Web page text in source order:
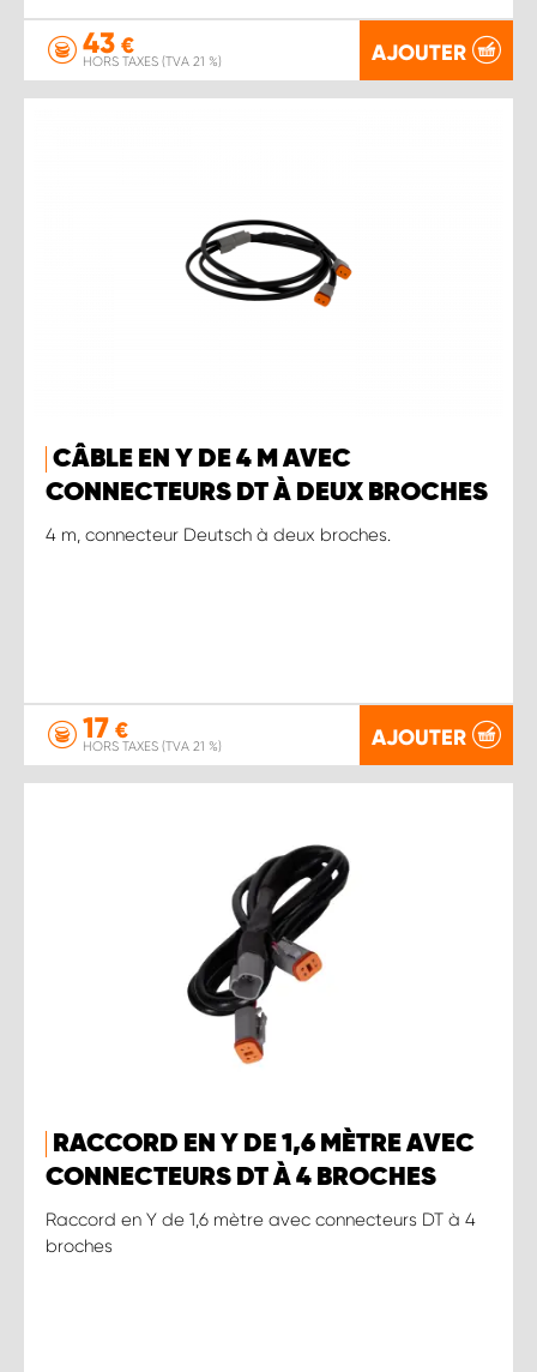
43 €
HORS TAXES (TVA 21 %) AJOUTER
CÂBLE EN Y DE 4 M AVEC
CONNECTEURS DT À DEUX BROCHES
4 m, connecteur Deutsch à deux broches.
17 €
HORS TAXES (TVA 21 %) AJOUTER
RACCORD EN Y DE 1,6 MÈTRE AVEC
CONNECTEURS DT À 4 BROCHES
Raccord en Y de 1,6 mètre avec connecteurs DT à 4
broches